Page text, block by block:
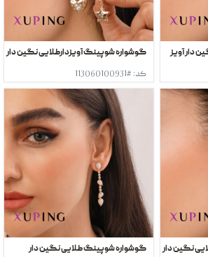
دار آویز
گوشواره شوپینگ آویزدارطلایی نگین دار
کد: #113060100931
نگین دار گوشواره شوپینگ طلایی نگین دار